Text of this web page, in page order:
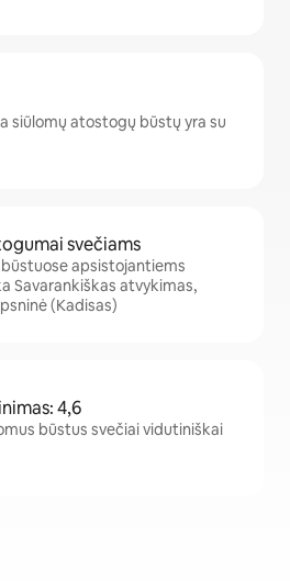
siūlomų atostogų būstų yra su
svečiams
apsistojantiems
Savarankiškas atvykimas,
(Kadisas)
4,6
būstus svečiai vidutiniškai